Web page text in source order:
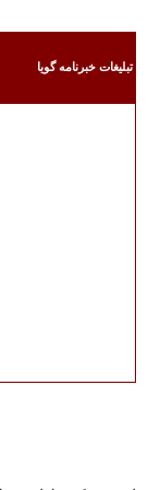
تبليغات خبرنامه گويا